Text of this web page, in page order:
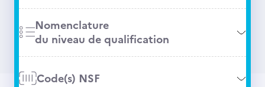
Nomenclature
du niveau de qualification
Code(s) NSF